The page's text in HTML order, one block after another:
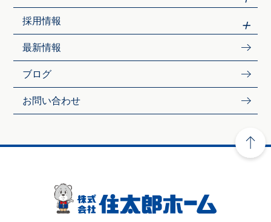
採用情報
最新情報
ブログ
お問い合わせ